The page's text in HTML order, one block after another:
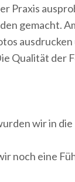
Praxis
gemacht.
ausdrucken
Qualität der
wir in
noch eine